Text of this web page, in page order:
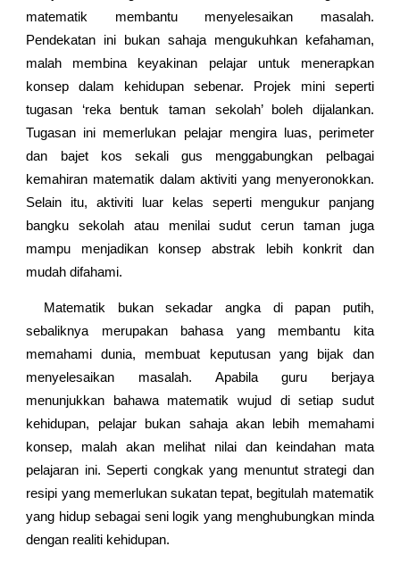
matematik membantu menyelesaikan masalah.
Pendekatan ini bukan sahaja mengukuhkan kefahaman,
malah membina keyakinan pelajar untuk
menerapkan
konsep dalam kehidupan sebenar. Projek mini seperti
tugasan ‘reka bentuk taman sekolah’ boleh dijalankan.
Tugasan ini memerlukan pelajar mengira luas, perimeter
dan bajet kos sekali gus menggabungkan pelbagai
kemahiran matematik dalam aktiviti yang menyeronokkan.
Selain itu, aktiviti luar kelas seperti mengukur panjang
bangku sekolah atau menilai sudut cerun taman juga
mampu menjadikan konsep abstrak lebih konkrit dan
mudah difahami.
Matematik bukan sekadar angka di papan putih,
sebaliknya merupakan bahasa yang membantu kita
memahami dunia, membuat keputusan yang bijak dan
menyelesaikan masalah. Apabila guru berjaya
menunjukkan bahawa matematik wujud di setiap sudut
kehidupan, pelajar bukan sahaja akan lebih memahami
konsep, malah akan melihat nilai dan keindahan mata
pelajaran ini. Seperti congkak yang menuntut strategi dan
resipi yang memerlukan sukatan tepat, begitulah matematik
yang hidup sebagai seni logik yang menghubungkan minda
dengan realiti kehidupan.